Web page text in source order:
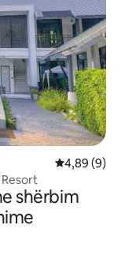
Vlerësimi
4,89 (9)
Wanora Resort
shërbim